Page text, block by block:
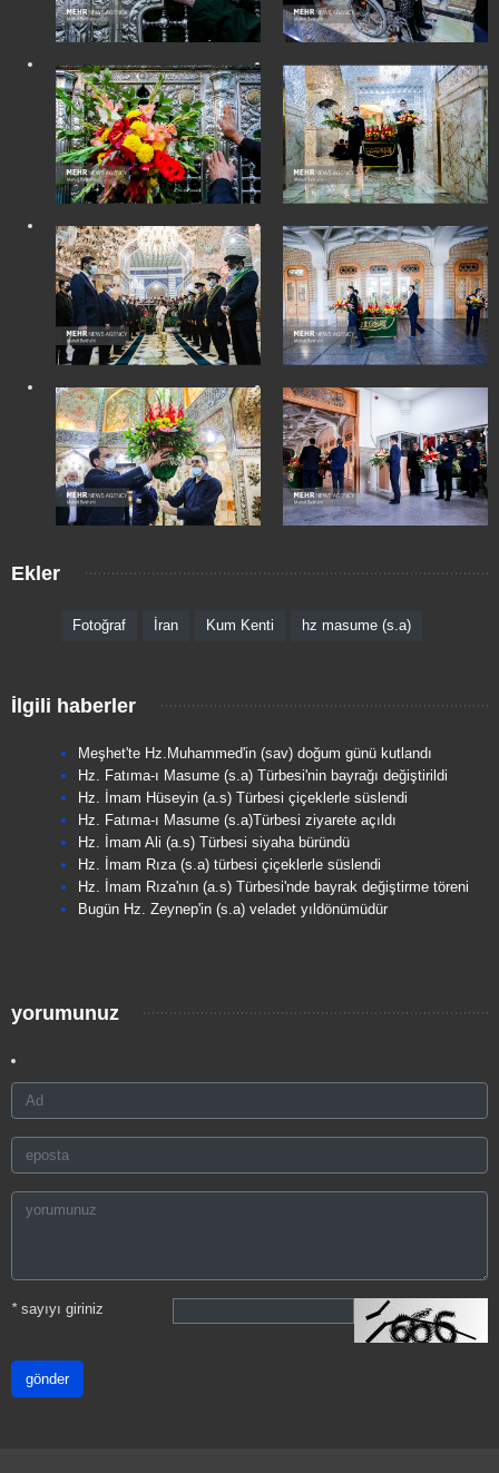
Ekler
Fotoğraf İran Kum Kenti hz masume (s.a)
İlgili haberler
Meşhet'te Hz.Muhammed'in (sav) doğum günü kutlandı
Hz. Fatıma-ı Masume (s.a) Türbesi'nin bayrağı değiştirildi
Hz. İmam Hüseyin (a.s) Türbesi çiçeklerle süslendi
Hz. Fatıma-ı Masume (s.a)Türbesi ziyarete açıldı
Hz. İmam Ali (a.s) Türbesi siyaha büründü
Hz. İmam Rıza (s.a) türbesi çiçeklerle süslendi
Hz. İmam Rıza'nın (a.s) Türbesi'nde bayrak değiştirme töreni
Bugün Hz. Zeynep'in (s.a) veladet yıldönümüdür
yorumunuz
*sayıyı giriniz
gönder